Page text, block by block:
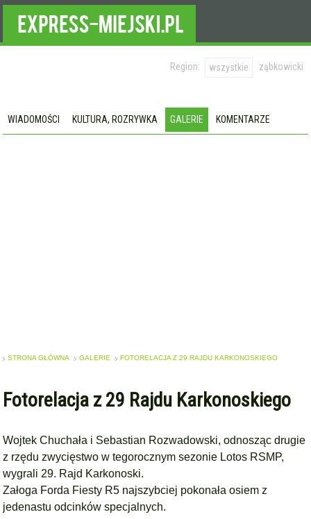
Region: wszystkie ząbkowicki
WIADOMOŚCI KULTURA, ROZRYWKA GALERIE KOMENTARZE
STRONA GŁÓWNA GALERIE FOTORELACJA Z 29 RAJDU KARKONOSKIEGO
Fotorelacja z 29 Rajdu Karkonoskiego
Wojtek Chuchała i Sebastian Rozwadowski, odnosząc drugie
z rzędu zwycięstwo w tegorocznym sezonie Lotos RSMP,
wygrali 29. Rajd Karkonoski.
Załoga Forda Fiesty R5 najszybciej pokonała osiem z
jedenastu odcinków specjalnych.